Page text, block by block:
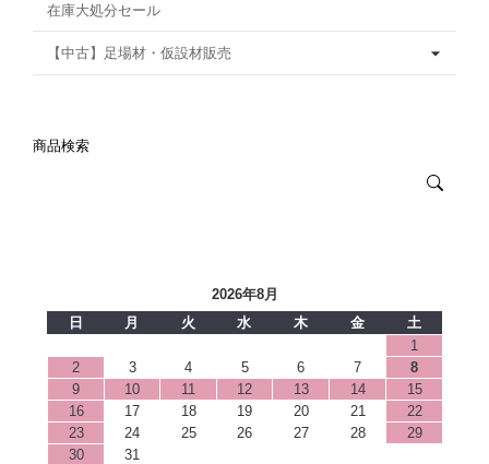
在庫大処分セール
【中古】足場材・仮設材販売
商品検索
2026年8月
日
月 火 水 木 金
土
1
2
3 4 5 6 7
8
9
10 11 12 13 14
15
16
17 18 19 20 21
22
23
24 25 26 27 28
29
30
31